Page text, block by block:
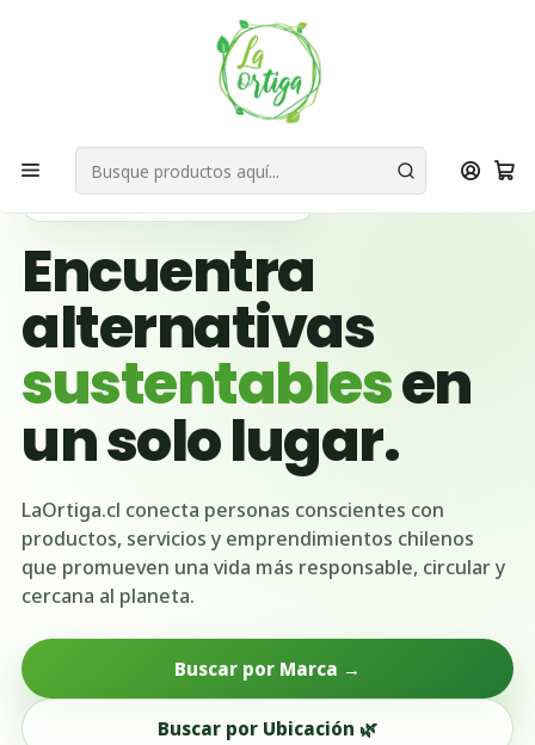
Bienvenid@s a quienes quieren un planeta más verde...
Nuestra Misión
Ubicación Emprendedores
San Clemente
🌱 BUSCADOR VERDE DE CHILE
Encuentra
alternativas
sustentablesen
un solo lugar.
LaOrtiga.cl conecta personas conscientes con
productos, servicios y emprendimientos chilenos
que promueven una vida más responsable, circular y
cercana al planeta.
Buscar por Marca →
Buscar por Ubicación 🌿